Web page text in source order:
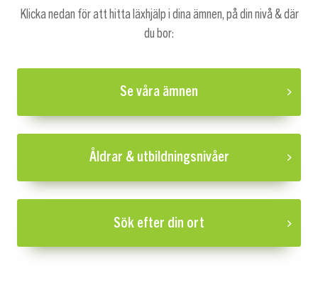
Klicka nedan för att hitta läxhjälp i dina ämnen, på din nivå & där
du bor:
Se våra ämnen
Åldrar & utbildningsnivåer
Sök efter din ort